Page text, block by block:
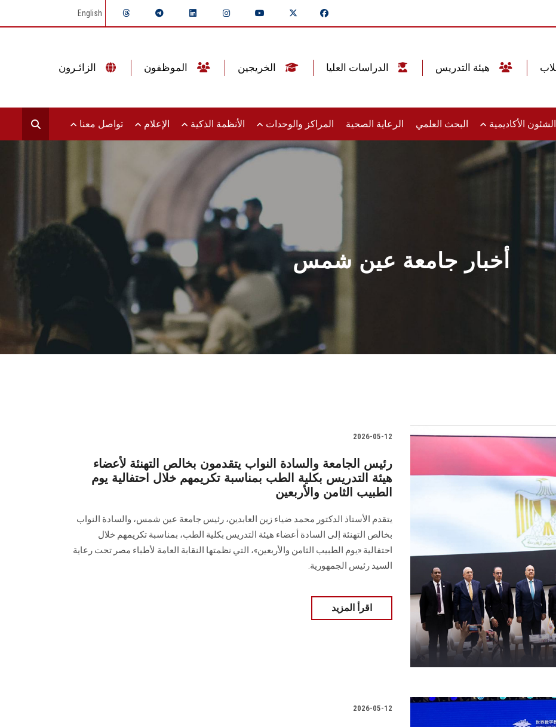
English
الشئون الأكاديمية البحث العلمي الرعاية الصحية المراكز والوحدات الأنظمة الذكية الإعلام تواصل معنا
أخبار جامعة عين شمس
2026-05-12
رئيس الجامعة والسادة النواب يتقدمون بخالص التهنئة لأعضاء
هيئة التدريس بكلية الطب بمناسبة تكريمهم خلال احتفالية يوم
الطبيب الثامن والأربعين
يتقدم الأستاذ الدكتور محمد ضياء زين العابدين، رئيس جامعة عين شمس، والسادة النواب
بخالص التهنئة إلى السادة أعضاء هيئة التدريس بكلية الطب، بمناسبة تكريمهم خلال
احتفالية «يوم الطبيب الثامن والأربعين»، التي نظمتها النقابة العامة لأطباء مصر تحت رعاية
السيد رئيس الجمهورية.
اقرأ المزيد
2026-05-12